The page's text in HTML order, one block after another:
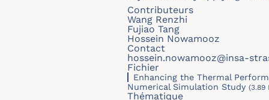
Contributeurs
Wang Renzhi
Fujiao Tang
Hossein Nowamooz
Contact
hossein.nowamooz@insa-
Fichier
Enhancing the Thermal
Numerical Simulation Study (3.89
Thématique